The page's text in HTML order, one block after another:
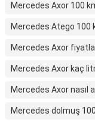
Mercedes Axor 100
Mercedes Atego 100
Mercedes Axor
Mercedes Axor kaç
Mercedes Axor nasıl
Mercedes dolmuş